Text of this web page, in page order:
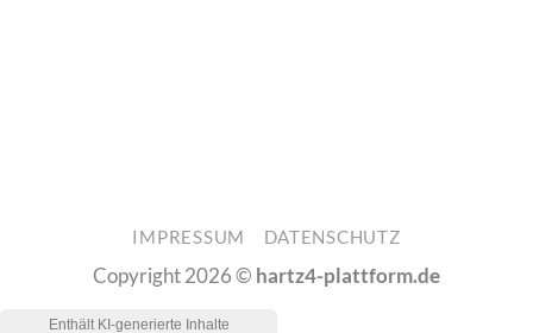
IMPRESSUM DATENSCHUTZ
Copyright 2026 © hartz4-plattform.de